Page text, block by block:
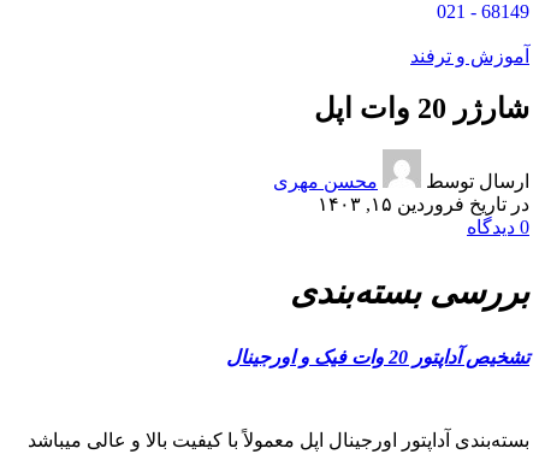
68149 - 021
آموزش و ترفند
شارژر 20 وات اپل
ارسال توسط
محسن مهری
در تاریخ فروردین ۱۵, ۱۴۰۳
0 دیدگاه
بررسی بسته‌بندی
تشخیص آداپتور 20 وات فیک و اورجینال
بسته‌بندی آداپتور اورجینال اپل معمولاً با کیفیت بالا و عالی میباشد